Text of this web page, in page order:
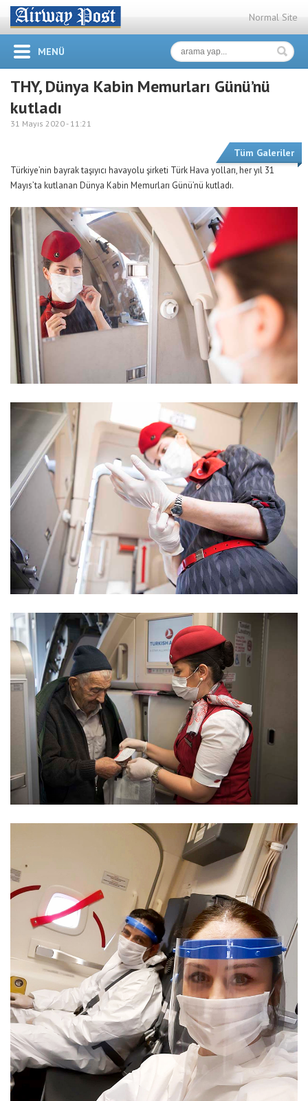
Normal Site
MENÜ
THY, Dünya Kabin Memurları Günü’nü
kutladı
31 Mayıs 2020 - 11:21
Tüm Galeriler
Türkiye’nin bayrak taşıyıcı havayolu şirketi Türk Hava yolları, her yıl 31
Mayıs’ta kutlanan Dünya Kabin Memurları Günü’nü kutladı.